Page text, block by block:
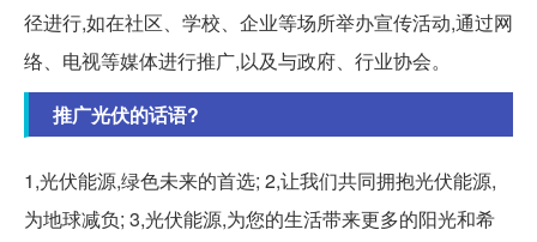
径进行,如在社区、学校、企业等场所举办宣传活动,通过网
络、电视等媒体进行推广,以及与政府、行业协会。
推广光伏的话语?
1,光伏能源,绿色未来的首选; 2,让我们共同拥抱光伏能源,
为地球减负; 3,光伏能源,为您的生活带来更多的阳光和希